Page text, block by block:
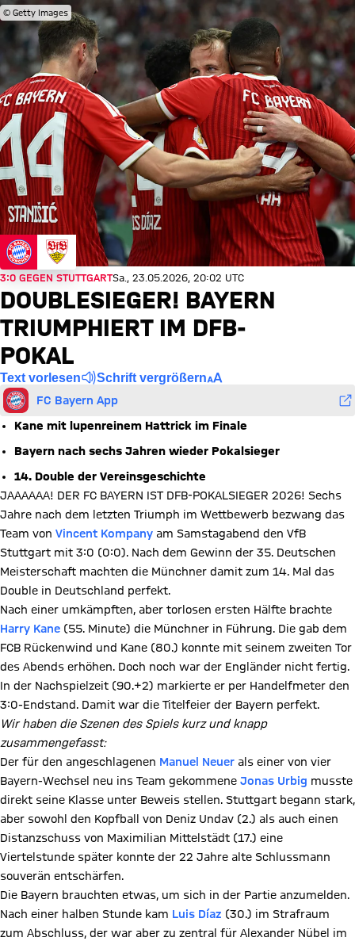
© Getty Images
3:0 GEGEN STUTTGARTSa., 23.05.2026, 20:02 UTC
DOUBLESIEGER! BAYERN
TRIUMPHIERT IM DFB-
POKAL
Text vorlesen Schrift vergrößern
FC Bayern App
Kane mit lupenreinem Hattrick im Finale
Bayern nach sechs Jahren wieder Pokalsieger
14. Double der Vereinsgeschichte
JAAAAAA! DER FC BAYERN IST DFB-POKALSIEGER 2026! Sechs
Jahre nach dem letzten Triumph im Wettbewerb bezwang das
Team von Vincent Kompany am Samstagabend den VfB
Stuttgart mit 3:0 (0:0). Nach dem Gewinn der 35. Deutschen
Meisterschaft machten die Münchner damit zum 14. Mal das
Double in Deutschland perfekt.
Nach einer umkämpften, aber torlosen ersten Hälfte brachte
Harry Kane (55. Minute) die Münchner in Führung. Die gab dem
FCB Rückenwind und Kane (80.) konnte mit seinem zweiten Tor
des Abends erhöhen. Doch noch war der Engländer nicht fertig.
In der Nachspielzeit (90.+2) markierte er per Handelfmeter den
3:0-Endstand. Damit war die Titelfeier der Bayern perfekt.
Wir haben die Szenen des Spiels kurz und knapp
zusammengefasst:
Der für den angeschlagenen Manuel Neuer als einer von vier
Bayern-Wechsel neu ins Team gekommene Jonas Urbig musste
direkt seine Klasse unter Beweis stellen. Stuttgart begann stark,
aber sowohl den Kopfball von Deniz Undav (2.) als auch einen
Distanzschuss von Maximilian Mittelstädt (17.) eine
Viertelstunde später konnte der 22 Jahre alte Schlussmann
souverän entschärfen.
Die Bayern brauchten etwas, um sich in der Partie anzumelden.
Nach einer halben Stunde kam Luis Díaz (30.) im Strafraum
zum Abschluss, der war aber zu zentral für Alexander Nübel im